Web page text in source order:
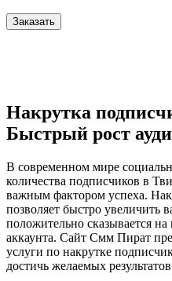
Заказать
Накрутка
Быстрый рост
В современном мире
количества подписчиков в
важным фактором успеха.
позволяет быстро увеличить
положительно сказывается
аккаунта. Сайт Смм Пират
услуги по накрутке
достичь желаемых